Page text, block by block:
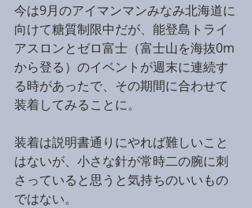
今は9月のアイマンマンみなみ北海道に
向けて糖質制限中だが、能登島トライ
アスロンとゼロ富士（富士山を海抜0m
から登る）のイベントが週末に連続す
る時があったで、その期間に合わせて
装着してみることに。
装着は説明書通りにやれば難しいこと
はないが、小さな針が常時二の腕に刺
さっていると思うと気持ちのいいもの
ではない。